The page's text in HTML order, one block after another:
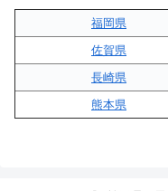
福岡県
佐賀県
長崎県
熊本県